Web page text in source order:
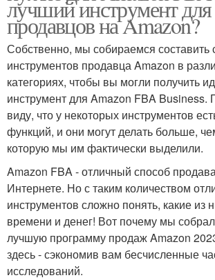
лучший инструмент для
продавцов на Amazon?
Собственно, мы собираемся составить
инструментов продавца Amazon в
категориях, чтобы вы могли получить
инструмент для Amazon FBA Business.
виду, что у некоторых инструментов
функций, и они могут делать больше,
которую мы им фактически выделили.
Amazon FBA - отличный способ
Интернете. Но с таким количеством
инструментов сложно понять, какие из
времени и денег! Вот почему мы
лучшую программу продаж Amazon
здесь - сэкономив вам бесчисленные
исследований.